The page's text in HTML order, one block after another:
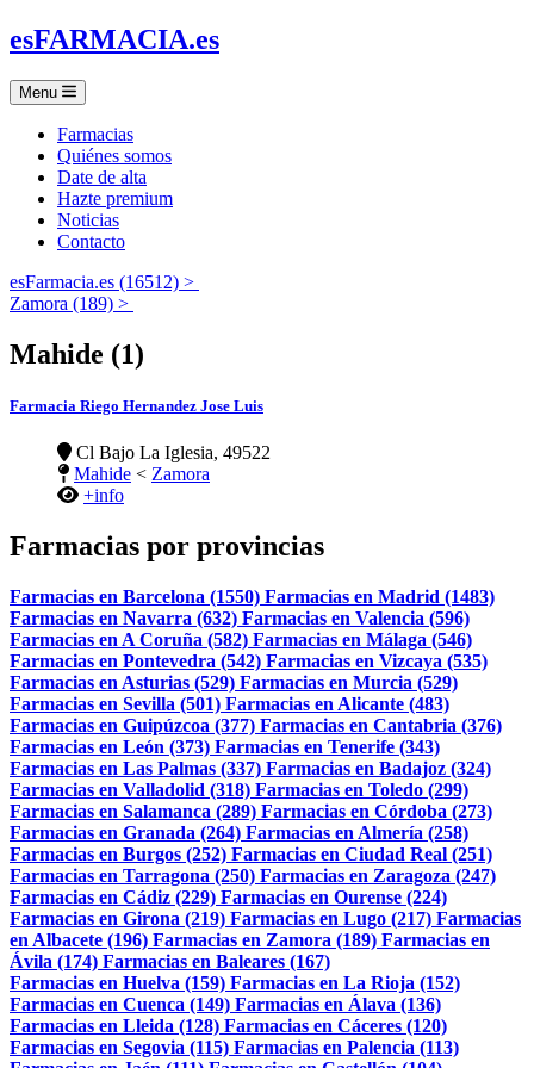
esFARMACIA.es
Menu
Farmacias
Quiénes somos
Date de alta
Hazte premium
Noticias
Contacto
esFarmacia.es (16512) >
Zamora (189) >
Mahide (1)
Farmacia Riego Hernandez Jose Luis
Cl Bajo La Iglesia, 49522
Mahide < Zamora
+info
Farmacias por provincias
Farmacias en Barcelona (1550) Farmacias en Madrid (1483)
Farmacias en Navarra (632) Farmacias en Valencia (596)
Farmacias en A Coruña (582) Farmacias en Málaga (546)
Farmacias en Pontevedra (542) Farmacias en Vizcaya (535)
Farmacias en Asturias (529) Farmacias en Murcia (529)
Farmacias en Sevilla (501) Farmacias en Alicante (483)
Farmacias en Guipúzcoa (377) Farmacias en Cantabria (376)
Farmacias en León (373) Farmacias en Tenerife (343)
Farmacias en Las Palmas (337) Farmacias en Badajoz (324)
Farmacias en Valladolid (318) Farmacias en Toledo (299)
Farmacias en Salamanca (289) Farmacias en Córdoba (273)
Farmacias en Granada (264) Farmacias en Almería (258)
Farmacias en Burgos (252) Farmacias en Ciudad Real (251)
Farmacias en Tarragona (250) Farmacias en Zaragoza (247)
Farmacias en Cádiz (229) Farmacias en Ourense (224)
Farmacias en Girona (219) Farmacias en Lugo (217) Farmacias
en Albacete (196) Farmacias en Zamora (189) Farmacias en
Ávila (174) Farmacias en Baleares (167)
Farmacias en Huelva (159) Farmacias en La Rioja (152)
Farmacias en Cuenca (149) Farmacias en Álava (136)
Farmacias en Lleida (128) Farmacias en Cáceres (120)
Farmacias en Segovia (115) Farmacias en Palencia (113)